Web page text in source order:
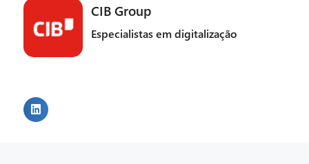
CIB Group
Especialistas em digitalização